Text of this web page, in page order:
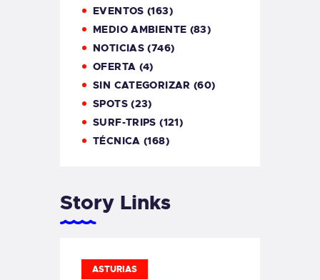
EVENTOS (163)
MEDIO AMBIENTE (83)
NOTICIAS (746)
OFERTA (4)
SIN CATEGORIZAR (60)
SPOTS(23)
SURF-TRIPS (121)
TÉCNICA (168)
Story Links
ASTURIAS